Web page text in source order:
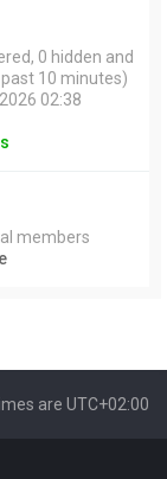
0 hidden and
10 minutes)
02:38
members
are UTC+02:00